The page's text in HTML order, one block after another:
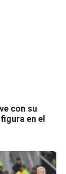
con su
en el